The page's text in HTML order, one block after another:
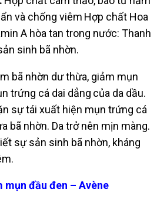
và chống viêm Hợp chất Hoa
A hòa tan trong nước: Thanh
sinh bã nhờn.
bã nhờn dư thừa, giảm mụn
trứng cá dai dẳng của da dầu.
sự tái xuất hiện mụn trứng cá
bã nhờn. Da trở nên mịn màng.
sự sản sinh bã nhờn, kháng
mụn đầu đen – Avène